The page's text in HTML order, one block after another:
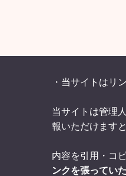
・当サイトはリ
当サイトは管理
報いただけます
内容を引用・コ
ンクを張ってい